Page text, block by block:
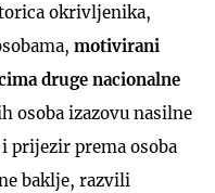
okrivljenika,
motivirani
druge nacionalne
osoba izazovu nasilne
prijezir prema osoba
baklje, razvili